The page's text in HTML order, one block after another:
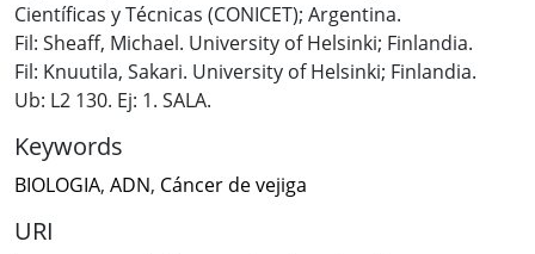
Científicas y Técnicas (CONICET); Argentina.
Fil: Sheaff, Michael. University of Helsinki; Finlandia.
Fil: Knuutila, Sakari. University of Helsinki; Finlandia.
Ub: L2 130. Ej: 1. SALA.
Keywords
BIOLOGIA, ADN, Cáncer de vejiga
URI